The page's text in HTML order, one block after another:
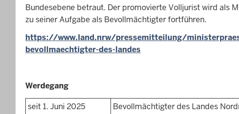
Bundesebene betraut. Der promovierte Volljurist wird als
zu seiner Aufgabe als Bevollmächtigter fortführen.
https://www.land.nrw/pressemitteilung/
bevollmaechtigter-des-landes
Werdegang
seit 1. Juni 2025
Bevollmächtigter des Landes